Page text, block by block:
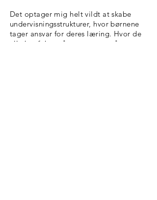
Det optager mig helt vildt at skabe
undervisningsstrukturer, hvor børnene
tager ansvar for deres læring. Hvor de
alle har fokus på opgaverne, på